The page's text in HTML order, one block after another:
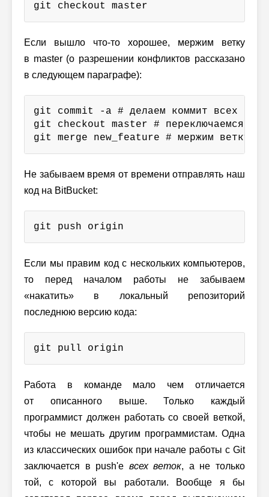
git checkout master
Если вышло что-то хорошее, мержим ветку
в master (о разрешении конфликтов рассказано
в следующем параграфе):
git commit -a # делаем коммит всех
git checkout master # переключаемся на
git merge new_feature # мержим ветку
Не забываем время от времени отправлять наш
код на BitBucket:
git push origin
Если мы правим код с нескольких компьютеров,
то перед началом работы не забываем
«накатить» в локальный репозиторий
последнюю версию кода:
git pull origin
Работа в команде мало чем отличается
от описанного выше. Только каждый
программист должен работать со своей веткой,
чтобы не мешать другим программистам. Одна
из классических ошибок при начале работы с Git
заключается в push'е всех веток, а не только
той, с которой вы работали. Вообще я бы